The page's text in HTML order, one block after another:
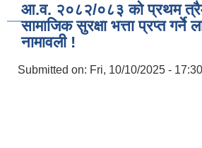
आ.व. २०८२/०८३ को प्रथम
सामाजिक सुरक्षा भत्ता प्रप्त गर्ने
नामावली !
Submitted on: Fri, 10/10/2025 - 17:30